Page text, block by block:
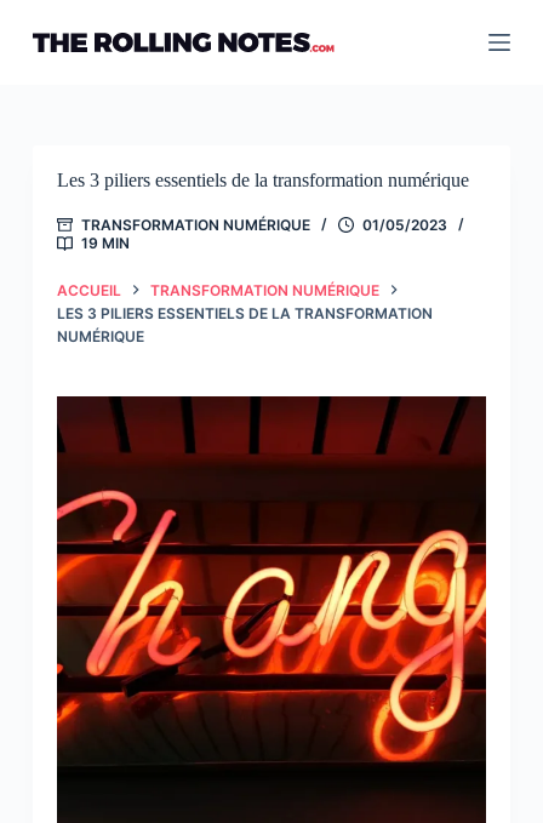
contenu
Les 3 piliers essentiels de la transformation numérique
TRANSFORMATION NUMÉRIQUE
01/05/2023
19 MIN
ACCUEIL
TRANSFORMATION NUMÉRIQUE
LES 3 PILIERS ESSENTIELS DE LA TRANSFORMATION
NUMÉRIQUE